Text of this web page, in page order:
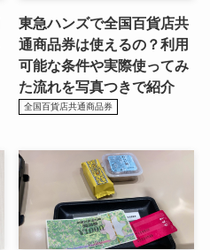
東急ハンズで全国百貨店共
通商品券は使えるの？利用
可能な条件や実際使ってみ
た流れを写真つきで紹介
全国百貨店共通商品券